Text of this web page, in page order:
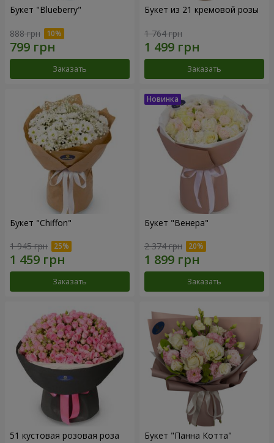
Букет "Blueberry"
888 грн
Заказать
Букет из 21 кремовой розы
1 764 грн
Заказать
Букет "Chiffon"
1 945 грн
Заказать
Букет "Венера"
2 374 грн
Заказать
51 кустовая розовая роза Букет "Панна Котта"